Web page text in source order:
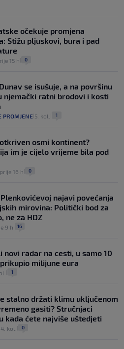
očekuje promjena
Stižu pljuskovi, bura i pad
15 h 0
se isušuje, a na površinu
njemački ratni brodovi i kosti
PROMJENE 5. kol. 1
osmi kontinent?
im je cijelo vrijeme bila pod
prije 16 h 0
najavi povećanja
mirovina: Politički bod za
ne za HDZ
9 h 16
novi radar na cesti, u samo 10
milijune eura
1
stalno držati klimu uključenom
gasiti? Stručnjaci
kada ćete najviše uštedjeti
4. kol. 0